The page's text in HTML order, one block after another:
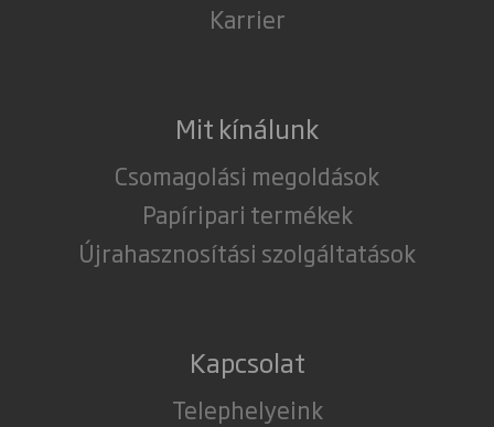
Karrier
Mit kínálunk
Csomagolási megoldások
Papíripari termékek
Újrahasznosítási szolgáltatások
Kapcsolat
Telephelyeink